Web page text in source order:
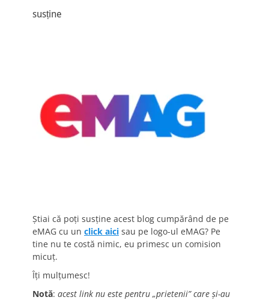
susține
Știai că poți susține acest blog cumpărând de pe
eMAG cu un click aici sau pe logo-ul eMAG? Pe
tine nu te costă nimic, eu primesc un comision
micuț.
Îți mulțumesc!
Notă: acest link nu este pentru „prietenii” care și-au